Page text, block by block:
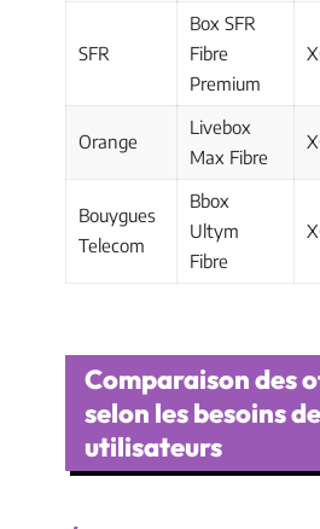
SFR
Box SFR
Fibre
Premium
Orange
Livebox
Max Fibre
Bouygues
Telecom
Bbox
Ultym
Fibre
Comparaison des
selon les besoins
utilisateurs